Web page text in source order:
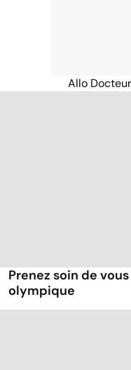
Allo
Prenez soin de
olympique